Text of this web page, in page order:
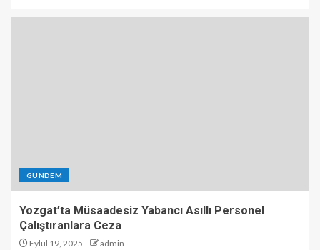
GÜNDEM
Yozgat’ta Müsaadesiz Yabancı Asıllı Personel
Çalıştıranlara Ceza
Eylül 19, 2025 admin